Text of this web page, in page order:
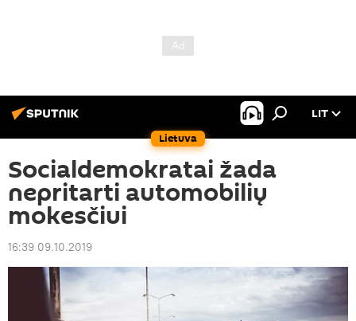
Lietuva
LIT
Socialdemokratai žada
nepritarti automobilių
mokesčiui
16:39 09.10.2019